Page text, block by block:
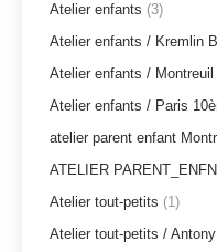
Atelier enfants (3)
Atelier enfants / Kremlin
Atelier enfants / Montreuil
Atelier enfants / Paris
atelier parent enfant
ATELIER
Atelier tout-petits (1)
Atelier tout-petits / Antony